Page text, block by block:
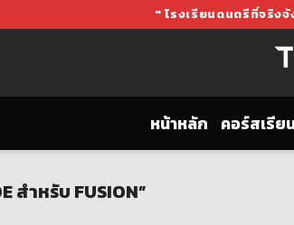
" โรงเรียนดนตรีที่จริงจั
หน้าหลัก คอร์สเรีย
สำหรับ FUSION”